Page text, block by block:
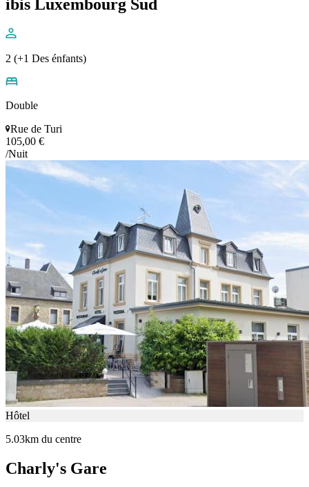
ibis Luxembourg Sud
2 (+1 Des énfants)
Double
Rue de Turi
105,00 €
/Nuit
Hôtel
5.03km du centre
Charly's Gare